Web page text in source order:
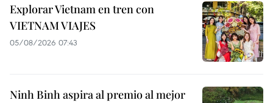
Explorar Vietnam en tren con
VIETNAM VIAJES
05/08/2026 07:43
Ninh Binh aspira al premio al mejor